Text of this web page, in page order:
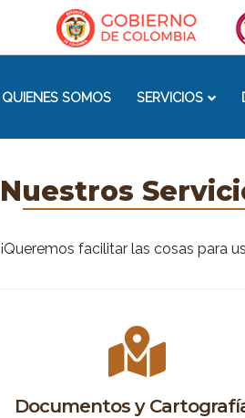
QUIENES SOMOS SERVICIOS
Nuestros
¡Queremos facilitar las cosas para
Documentos y